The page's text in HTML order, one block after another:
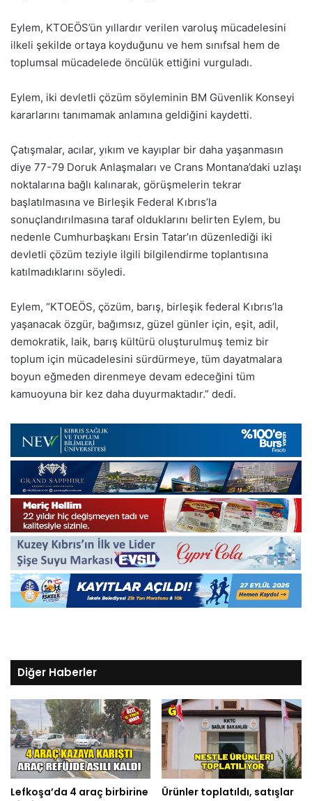
Eylem, KTOEÖS’ün yıllardır verilen varoluş mücadelesini
ilkeli şekilde ortaya koyduğunu ve hem sınıfsal hem de
toplumsal mücadelede öncülük ettiğini vurguladı.
Eylem, iki devletli çözüm söyleminin BM Güvenlik Konseyi
kararlarını tanımamak anlamına geldiğini kaydetti.
Çatışmalar, acılar, yıkım ve kayıplar bir daha yaşanmasın
diye 77-79 Doruk Anlaşmaları ve Crans Montana’daki uzlaşı
noktalarına bağlı kalınarak, görüşmelerin tekrar
başlatılmasına ve Birleşik Federal Kıbrıs’la
sonuçlandırılmasına taraf olduklarını belirten Eylem, bu
nedenle Cumhurbaşkanı Ersin Tatar’ın düzenlediği iki
devletli çözüm teziyle ilgili bilgilendirme toplantısına
katılmadıklarını söyledi.
Eylem, “KTOEÖS, çözüm, barış, birleşik federal Kıbrıs’la
yaşanacak özgür, bağımsız, güzel günler için, eşit, adil,
demokratik, laik, barış kültürü oluşturulmuş temiz bir
toplum için mücadelesini sürdürmeye, tüm dayatmalara
boyun eğmeden direnmeye devam edeceğini tüm
kamuoyuna bir kez daha duyurmaktadır.” dedi.
Diğer Haberler
Lefkoşa’da 4 araç birbirine
Ürünler toplatıldı, satışlar